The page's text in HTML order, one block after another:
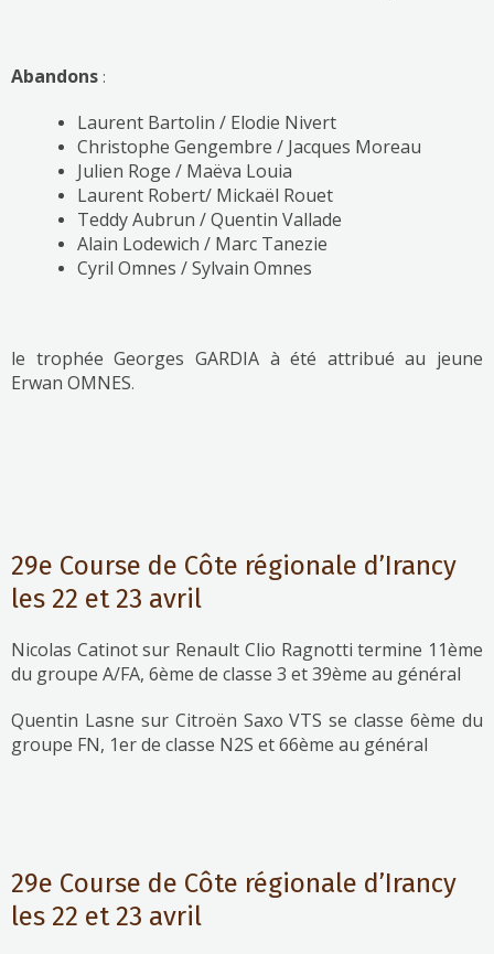
Abandons :
Laurent Bartolin / Elodie Nivert
Christophe Gengembre / Jacques Moreau
Julien Roge / Maëva Louia
Laurent Robert/ Mickaël Rouet
Teddy Aubrun / Quentin Vallade
Alain Lodewich / Marc Tanezie
Cyril Omnes / Sylvain Omnes
le trophée Georges GARDIA à été attribué au jeune
Erwan OMNES.
29e Course de Côte régionale d’Irancy
les 22 et 23 avril
Nicolas Catinot sur Renault Clio Ragnotti termine 11ème
du groupe A/FA, 6ème de classe 3 et 39ème au général
Quentin Lasne sur Citroën Saxo VTS se classe 6ème du
groupe FN, 1er de classe N2S et 66ème au général
29e Course de Côte régionale d’Irancy
les 22 et 23 avril